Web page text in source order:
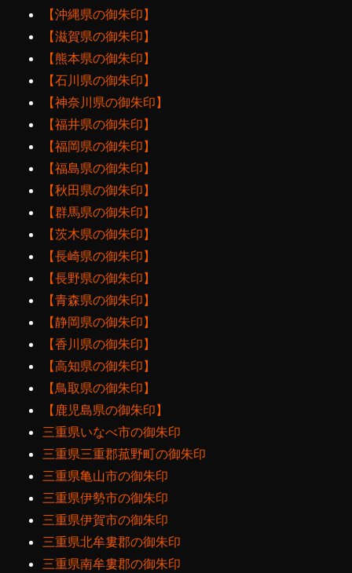
【沖縄県の御朱印】
【滋賀県の御朱印】
【熊本県の御朱印】
【石川県の御朱印】
【神奈川県の御朱印】
【福井県の御朱印】
【福岡県の御朱印】
【福島県の御朱印】
【秋田県の御朱印】
【群馬県の御朱印】
【茨木県の御朱印】
【長崎県の御朱印】
【長野県の御朱印】
【青森県の御朱印】
【静岡県の御朱印】
【香川県の御朱印】
【高知県の御朱印】
【鳥取県の御朱印】
【鹿児島県の御朱印】
三重県いなべ市の御朱印
三重県三重郡菰野町の御朱印
三重県亀山市の御朱印
三重県伊勢市の御朱印
三重県伊賀市の御朱印
三重県北牟婁郡の御朱印
三重県南牟婁郡の御朱印